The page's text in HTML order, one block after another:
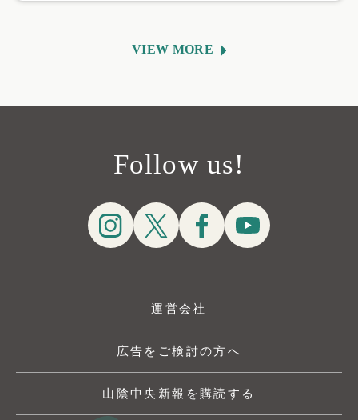
VIEW MORE
Follow us!
運営会社
広告をご検討の方へ
山陰中央新報を購読する